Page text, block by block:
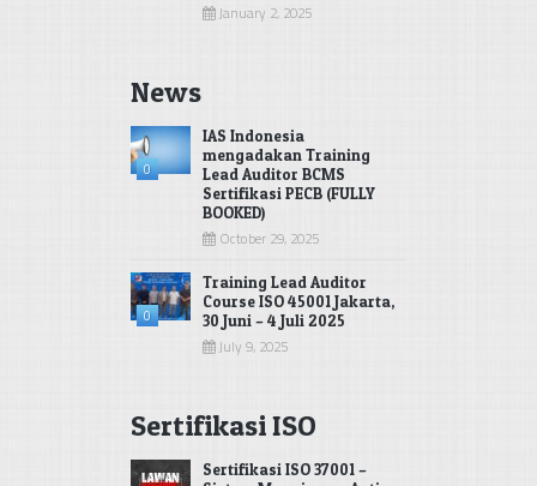
January 2, 2025
News
0
IAS Indonesia
mengadakan Training
Lead Auditor BCMS
Sertifikasi PECB (FULLY
BOOKED)
October 29, 2025
0
Training Lead Auditor
Course ISO 45001 Jakarta,
30 Juni – 4 Juli 2025
July 9, 2025
Sertifikasi ISO
Sertifikasi ISO 37001 –